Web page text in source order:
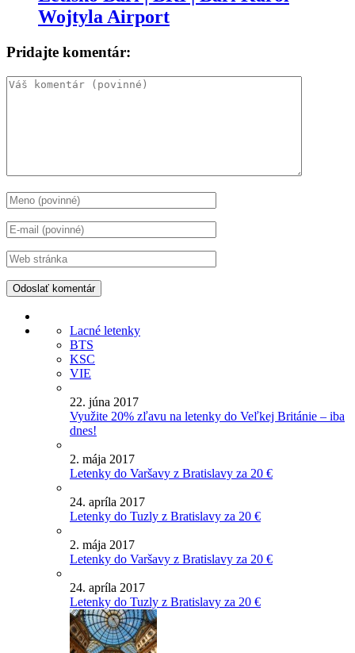
Wojtyla Airport
Pridajte komentár:
Lacné letenky
BTS
KSC
VIE
22. júna 2017
Využite 20% zľavu na letenky do Veľkej Británie – iba
dnes!
2. mája 2017
Letenky do Varšavy z Bratislavy za 20 €
24. apríla 2017
Letenky do Tuzly z Bratislavy za 20 €
2. mája 2017
Letenky do Varšavy z Bratislavy za 20 €
24. apríla 2017
Letenky do Tuzly z Bratislavy za 20 €